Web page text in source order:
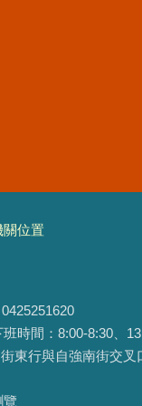
關位置
時間：8:00-8:30、
東行與自強南街交
覽